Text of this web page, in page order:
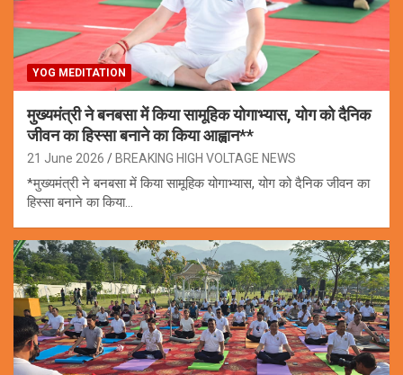
YOG MEDITATION
मुख्यमंत्री ने बनबसा में किया सामूहिक योगाभ्यास, योग को दैनिक
जीवन का हिस्सा बनाने का किया आह्वान**
21 June 2026 BREAKING HIGH VOLTAGE NEWS
*मुख्यमंत्री ने बनबसा में किया सामूहिक योगाभ्यास, योग को दैनिक जीवन का
हिस्सा बनाने का किया…